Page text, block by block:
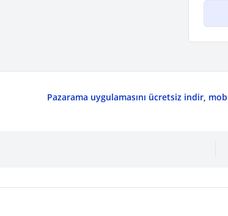
Pazarama uygulamasını ücretsiz indir,